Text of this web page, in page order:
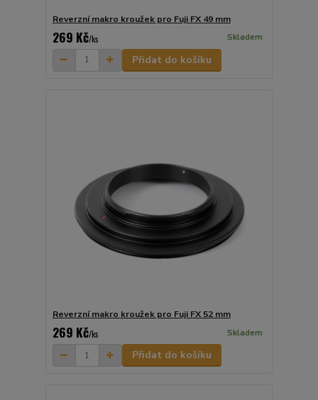
Reverzní makro kroužek pro Fuji FX 49 mm
269 Kč/ks Skladem
Přidat do košíku
Reverzní makro kroužek pro Fuji FX 52 mm
269 Kč/ks Skladem
Přidat do košíku